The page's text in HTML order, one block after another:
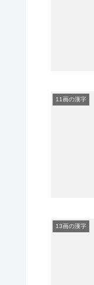
11画の漢字
13画の漢字